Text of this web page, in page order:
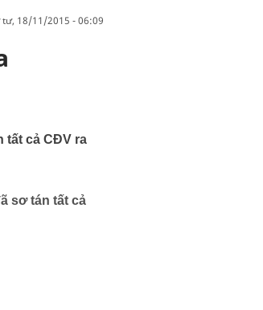
tư, 18/11/2015 - 06:09
tất cả CĐV ra
sơ tán tất cả